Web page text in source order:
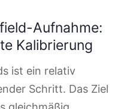
Aufnahme:
Kalibrierung
ist ein relativ
Schritt. Das Ziel